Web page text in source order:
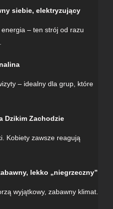
siebie, elektryzujący
– ten strój od razu
– idealny dla grup, które
Dzikim Zachodzie
Kobiety zawsze reagują
lekko „niegrzeczny”
wyjątkowy, zabawny klimat.